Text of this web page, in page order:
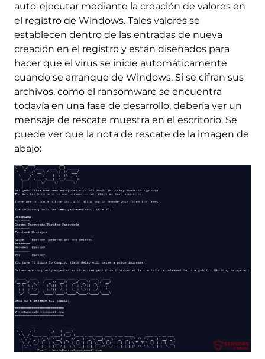
auto-ejecutar mediante la creación de valores en
el registro de Windows. Tales valores se
establecen dentro de las entradas de nueva
creación en el registro y están diseñados para
hacer que el virus se inicie automáticamente
cuando se arranque de Windows. Si se cifran sus
archivos, como el ransomware se encuentra
todavía en una fase de desarrollo, debería ver un
mensaje de rescate muestra en el escritorio. Se
puede ver que la nota de rescate de la imagen de
abajo: